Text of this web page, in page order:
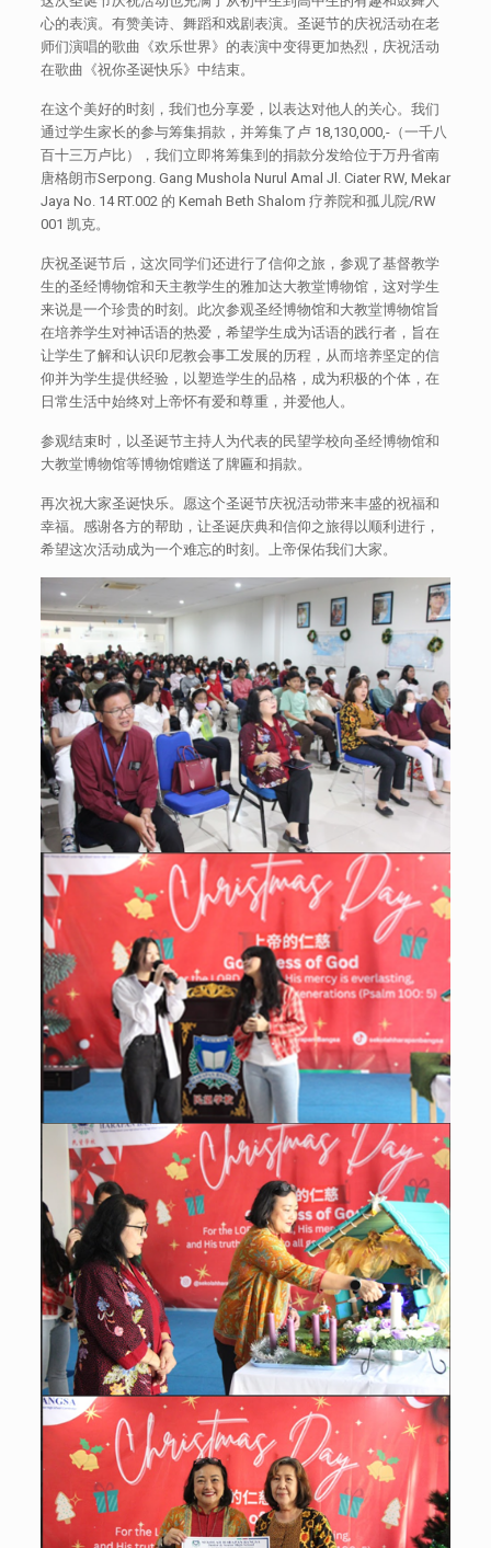
心的表演。有赞美诗、舞蹈和戏剧表演。圣诞节的庆祝活动在老
师们演唱的歌曲《欢乐世界》的表演中变得更加热烈，庆祝活动
在歌曲《祝你圣诞快乐》中结束。
在这个美好的时刻，我们也分享爱，以表达对他人的关心。我们
通过学生家长的参与筹集捐款，并筹集了卢 18,130,000,-（一千八
百十三万卢比），我们立即将筹集到的捐款分发给位于万丹省南
唐格朗市Serpong. Gang Mushola Nurul Amal Jl. Ciater RW, Mekar
Jaya No. 14 RT.002 的 Kemah Beth Shalom 疗养院和孤儿院/RW
001 凯克。
庆祝圣诞节后，这次同学们还进行了信仰之旅，参观了基督教学
生的圣经博物馆和天主教学生的雅加达大教堂博物馆，这对学生
来说是一个珍贵的时刻。此次参观圣经博物馆和大教堂博物馆旨
在培养学生对神话语的热爱，希望学生成为话语的践行者，旨在
让学生了解和认识印尼教会事工发展的历程，从而培养坚定的信
仰并为学生提供经验，以塑造学生的品格，成为积极的个体，在
日常生活中始终对上帝怀有爱和尊重，并爱他人。
参观结束时，以圣诞节主持人为代表的民望学校向圣经博物馆和
大教堂博物馆等博物馆赠送了牌匾和捐款。
再次祝大家圣诞快乐。愿这个圣诞节庆祝活动带来丰盛的祝福和
幸福。感谢各方的帮助，让圣诞庆典和信仰之旅得以顺利进行，
希望这次活动成为一个难忘的时刻。上帝保佑我们大家。